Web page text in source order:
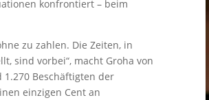
konfrontiert – beim
zu zahlen. Die Zeiten, in
sind vorbei“, macht Groha von
Beschäftigten der
einzigen Cent an